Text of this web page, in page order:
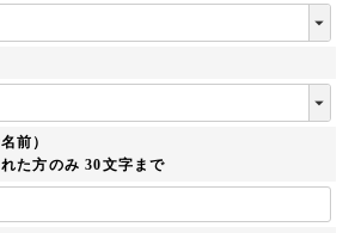
前）
た方のみ 30文字まで